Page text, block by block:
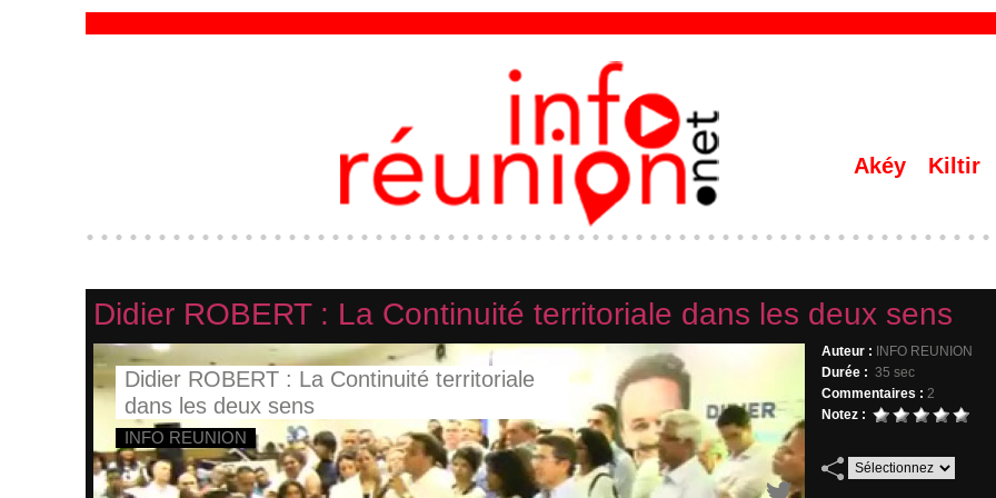
Akéy Kiltir
Didier ROBERT : La Continuité territoriale dans les deux sens
Auteur :
INFO REUNION
Durée : 35 sec
Commentaires : 2
Notez :